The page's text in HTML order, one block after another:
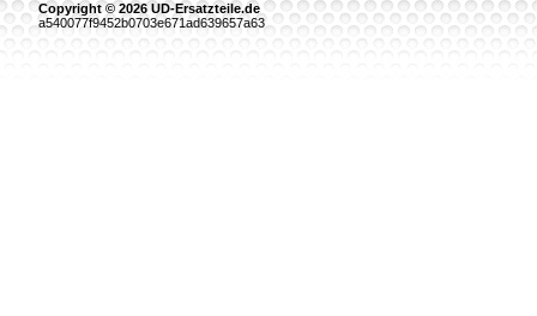
Copyright © 2026 UD-Ersatzteile.de
a540077f9452b0703e671ad639657a63